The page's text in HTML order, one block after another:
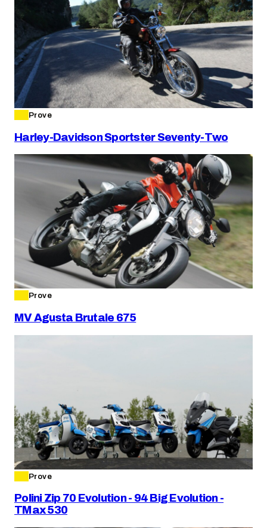
Prove
Harley-Davidson Sportster Seventy-Two
Prove
MV Agusta Brutale 675
Prove
Polini Zip 70 Evolution - 94 Big Evolution -
TMax 530